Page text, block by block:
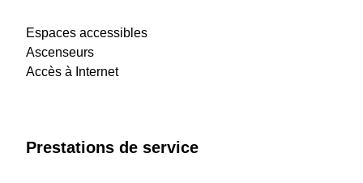
Espaces accessibles
Ascenseurs
Accès à Internet
Prestations de service